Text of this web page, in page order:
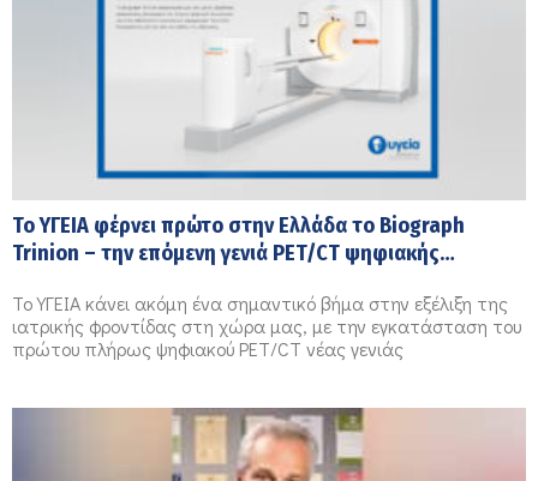
Το ΥΓΕΙΑ φέρνει πρώτο στην Ελλάδα το Biograph
Trinion – την επόμενη γενιά PET/CT ψηφιακής
Το ΥΓΕΙΑ κάνει ακόμη ένα σημαντικό βήμα στην εξέλιξη της
ιατρικής φροντίδας στη χώρα μας, με την εγκατάσταση του
πρώτου πλήρως ψηφιακού PET/CT νέας γενιάς